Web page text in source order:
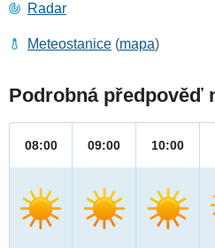
Radar
Meteostanice (mapa)
Podrobná předpověď
08:00 09:00 10:00